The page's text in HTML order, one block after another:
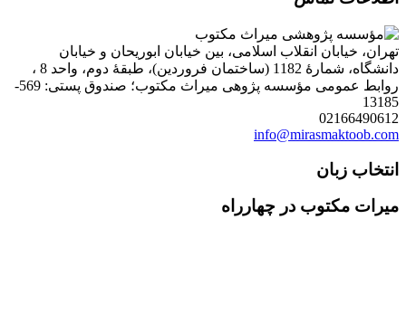
تهران، خیابان انقلاب اسلامی، بین خیابان ابوریحان و خیابان
دانشگاه، شمارۀ 1182 (ساختمان فروردین)، طبقۀ دوم، واحد 8 ،
روابط عمومی مؤسسه پژوهی میراث مکتوب؛ صندوق پستی: 569-
13185
02166490612
info@mirasmaktoob.com
انتخاب زبان
میرات مکتوب در چهارراه